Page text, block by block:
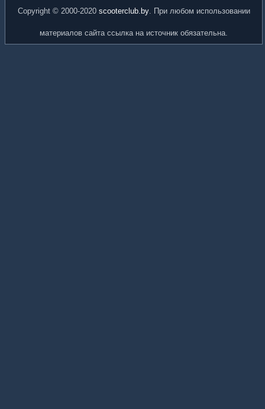
Copyright © 2000-2020 scooterclub.by. При любом использовании
материалов сайта ссылка на источник обязательна.